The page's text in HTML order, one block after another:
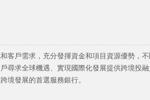
客戶需求，充分發揮資金和項目資源優勢，
尋求全球機遇、實現國際化發展提供跨境投
境發展的首選服務銀行。